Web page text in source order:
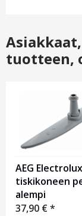
tuotteen,
AEG Electrolux
tiskikoneen
alempi
37,90 €*